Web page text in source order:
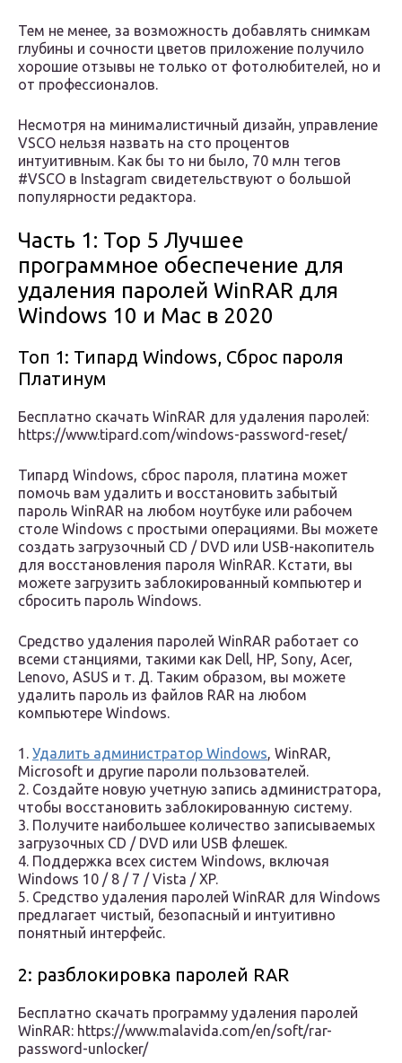
Тем не менее, за возможность добавлять снимкам
глубины и сочности цветов приложение получило
хорошие отзывы не только от фотолюбителей, но и
от профессионалов.
Несмотря на минималистичный дизайн, управление
VSCO нельзя назвать на сто процентов
интуитивным. Как бы то ни было, 70 млн тегов
#VSCO в Instagram свидетельствуют о большой
популярности редактора.
Часть 1: Top 5 Лучшее
программное обеспечение для
удаления паролей WinRAR для
Windows 10 и Mac в 2020
Топ 1: Типард Windows, Сброс пароля
Платинум
Бесплатно скачать WinRAR для удаления паролей:
https://www.tipard.com/windows-password-reset/
Типард Windows, сброс пароля, платина может
помочь вам удалить и восстановить забытый
пароль WinRAR на любом ноутбуке или рабочем
столе Windows с простыми операциями. Вы можете
создать загрузочный CD / DVD или USB-накопитель
для восстановления пароля WinRAR. Кстати, вы
можете загрузить заблокированный компьютер и
сбросить пароль Windows.
Средство удаления паролей WinRAR работает со
всеми станциями, такими как Dell, HP, Sony, Acer,
Lenovo, ASUS и т. Д. Таким образом, вы можете
удалить пароль из файлов RAR на любом
компьютере Windows.
1. Удалить администратор Windows, WinRAR,
Microsoft и другие пароли пользователей.
2. Создайте новую учетную запись администратора,
чтобы восстановить заблокированную систему.
3. Получите наибольшее количество записываемых
загрузочных CD / DVD или USB флешек.
4. Поддержка всех систем Windows, включая
Windows 10 / 8 / 7 / Vista / XP.
5. Средство удаления паролей WinRAR для Windows
предлагает чистый, безопасный и интуитивно
понятный интерфейс.
2: разблокировка паролей RAR
Бесплатно скачать программу удаления паролей
WinRAR: https://www.malavida.com/en/soft/rar-
password-unlocker/